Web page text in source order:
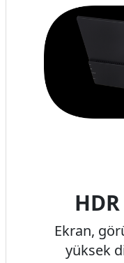
Ekran,
yüksek